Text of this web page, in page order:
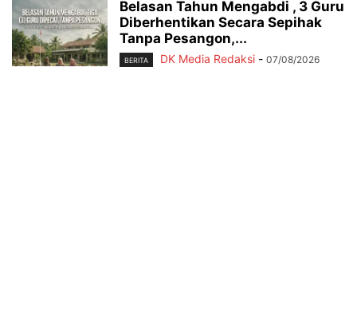
Belasan Tahun Mengabdi , 3 Guru
Diberhentikan Secara Sepihak
Tanpa Pesangon,...
BERITA DK Media Redaksi - 07/08/2026